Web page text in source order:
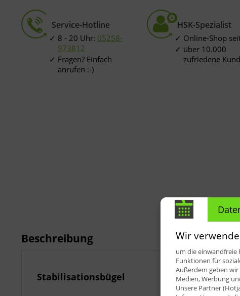
Service-Hotline
8 - 20 Uhr: 05258-
973812
Fragen? Einfach
anrufen :-)
HSK-Spezialist
Online-Shop
über 10.000
zufriedene
Beschreibung
Stabilisationsbügel
Wir
um die einwandfreie
Funktionen für
Außerdem geben
Medien, Werbung
Unsere Partner